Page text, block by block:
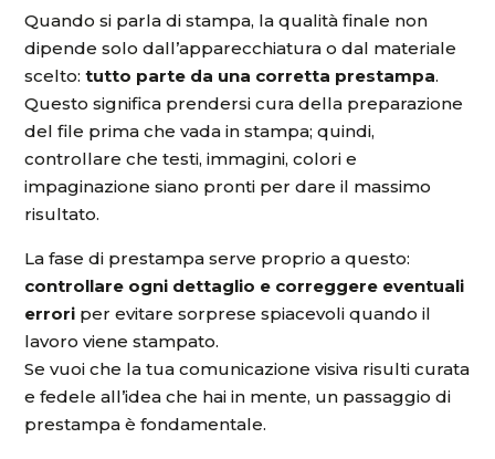
Quando si parla di stampa, la qualità finale non
dipende solo dall’apparecchiatura o dal materiale
scelto:tutto parte da una corretta prestampa.
Questo significa prendersi cura della preparazione
del file prima che vada in stampa; quindi,
controllare che testi, immagini, colori e
impaginazione siano pronti per dare il massimo
risultato.
La fase di prestampa serve proprio a questo:
controllare ogni dettaglio e correggere eventuali
errori per evitare sorprese spiacevoli quando il
lavoro viene stampato.
Se vuoi che la tua comunicazione visiva risulti curata
e fedele all’idea che hai in mente, un passaggio di
prestampa è fondamentale.